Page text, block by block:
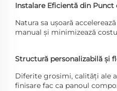
Instalare Eficientă din Punct
Natura sa ușoară
manual și minimizează
Structură personalizabilă și
Diferite grosimi, calități ale
finisare fac ca panoul